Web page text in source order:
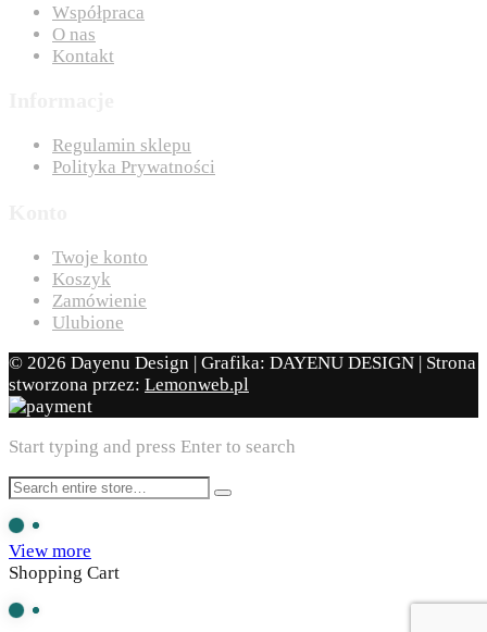
Współpraca
O nas
Kontakt
Regulamin sklepu
Polityka Prywatności
Twoje konto
Koszyk
Zamówienie
Ulubione
© 2026 Dayenu Design | Grafika: DAYENU DESIGN | Strona
stworzona przez: Lemonweb.pl
Start typing and press Enter to search
View more
Shopping Cart